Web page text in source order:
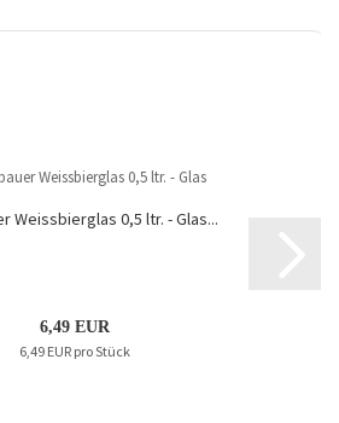
Weissbierglas 0,5 ltr. - Glas...
6,49 EUR
6,49 EUR pro Stück